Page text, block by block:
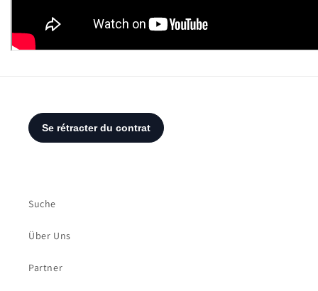
Suche
Über Uns
Partner